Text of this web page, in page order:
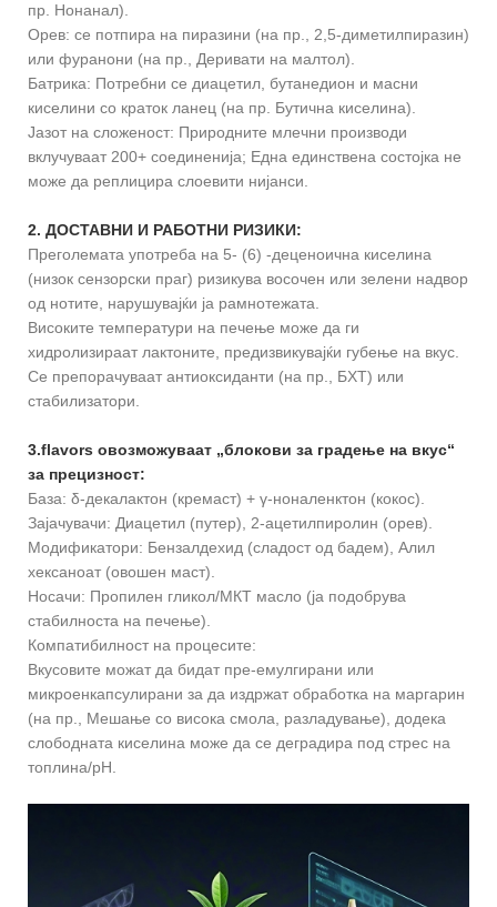
пр. Нонанал).
Орев: се потпира на пиразини (на пр., 2,5-диметилпиразин)
или фуранони (на пр., Деривати на малтол).
Батрика: Потребни се диацетил, бутанедион и масни
киселини со краток ланец (на пр. Бутична киселина).
Јазот на сложеност: Природните млечни производи
вклучуваат 200+ соединенија; Една единствена состојка не
може да реплицира слоевити нијанси.
2. ДОСТАВНИ И РАБОТНИ РИЗИКИ:
Преголемата употреба на 5- (6) -деценоична киселина
(низок сензорски праг) ризикува восочен или зелени надвор
од нотите, нарушувајќи ја рамнотежата.
Високите температури на печење може да ги
хидролизираат лактоните, предизвикувајќи губење на вкус.
Се препорачуваат антиоксиданти (на пр., БХТ) или
стабилизатори.
3.flavors овозможуваат „блокови за градење на вкус“
за прецизност:
База: δ-декалактон (кремаст) + γ-ноналенктон (кокос).
Зајачувачи: Диацетил (путер), 2-ацетилпиролин (орев).
Модификатори: Бензалдехид (сладост од бадем), Алил
хексаноат (овошен маст).
Носачи: Пропилен гликол/МКТ масло (ја подобрува
стабилноста на печење).
Компатибилност на процесите:
Вкусовите можат да бидат пре-емулгирани или
микроенкапсулирани за да издржат обработка на маргарин
(на пр., Мешање со висока смола, разладување), додека
слободната киселина може да се деградира под стрес на
топлина/pH.